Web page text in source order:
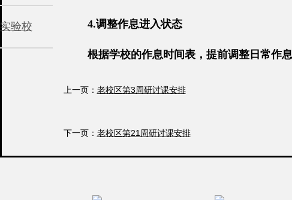
4.调整作息进入状态
根据学校的作息时间表，提前调整日常作
为营造更好的学习氛围，学校将严格执行
带手机、平板电脑等电子产品入校，请广大家
上一页： 老校区第3周研讨课安排
下一页： 老校区第21周研讨课安排
验校